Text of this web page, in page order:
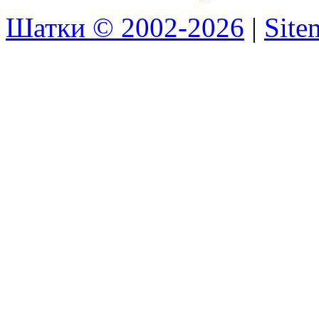
Шатки © 2002-2026 |